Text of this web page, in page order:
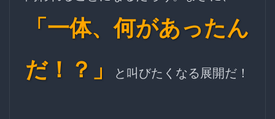
「一体、何があったん
だ！？」
と叫びたくなる展開だ！